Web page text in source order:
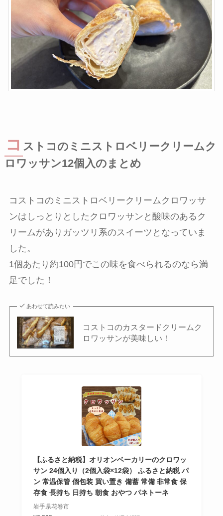
コ ストコのミニストロベリークリームク
ロワッサン12個入のまとめ
コストコのミニストロベリークリームクロワッサ
ンはしっとりとしたクロワッサンと酸味のあるク
リームがありガッツリ系のスイーツとなっていま
した。
1個あたり約100円でこの味を食べられるのなら満
足でした！
あわせて読みたい
コストコのカスタードクリームク
ロワッサンが美味しい！
【ふるさと納税】オリオンベーカリーのクロワッ
サン 24個入り（2個入袋×12袋） ふるさと納税 パ
ン 常温保管 個包装 買い置き 備蓄 常備 非常食 保
存食 長持ち 日持ち 朝食 おやつ パネトーネ
岩手県花巻市